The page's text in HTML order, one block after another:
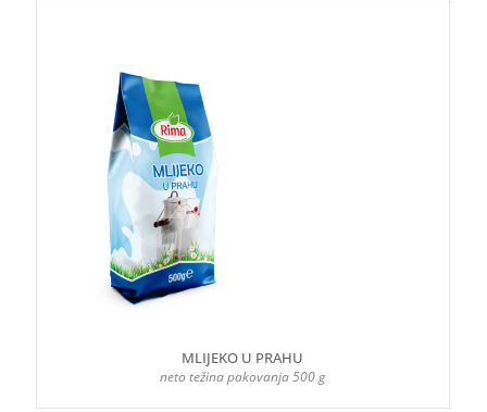
MLIJEKO U PRAHU
neto težina pakovanja 500 g